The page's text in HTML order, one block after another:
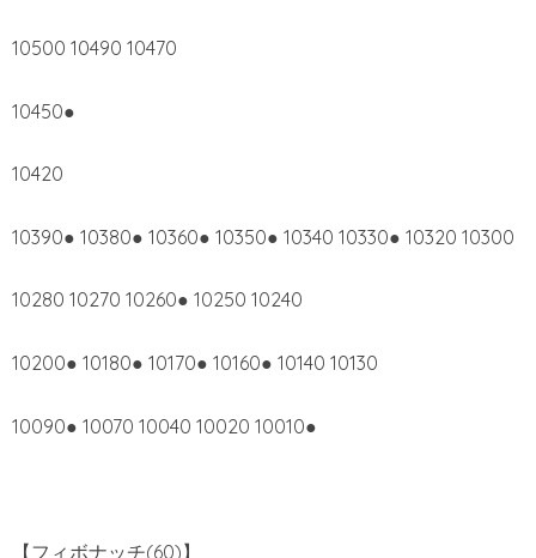
10500 10490 10470
10450●
10420
10390● 10380● 10360● 10350● 10340 10330● 10320 10300
10280 10270 10260● 10250 10240
10200● 10180● 10170● 10160● 10140 10130
10090● 10070 10040 10020 10010●
【フィボナッチ(60)】